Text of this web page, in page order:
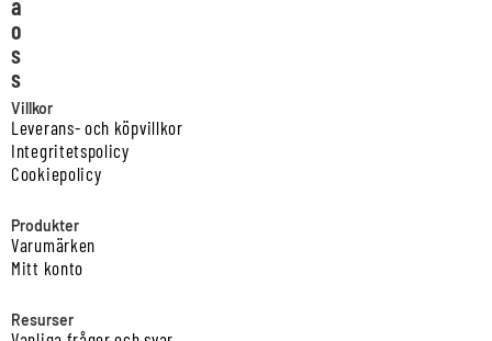
o
s
s
Villkor
Leverans- och köpvillkor
Integritetspolicy
Cookiepolicy
Produkter
Varumärken
Mitt konto
Resurser